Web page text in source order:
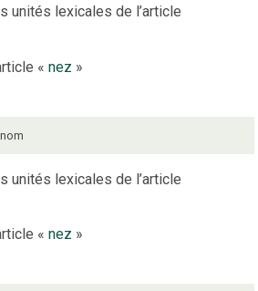
unités lexicales de l’article
«nez »
nom
unités lexicales de l’article
«nez »